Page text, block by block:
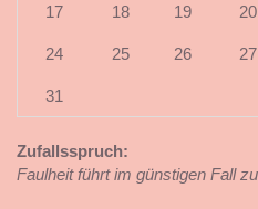
17 18 19 20
24 25 26 27
31
Zufallsspruch:
Faulheit führt im günstigen Fall